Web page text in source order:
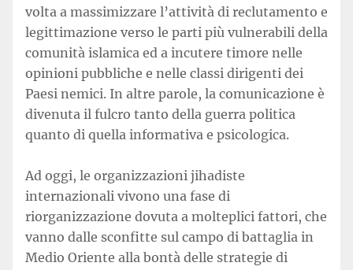
volta a massimizzare l’attività di reclutamento e
legittimazione verso le parti più vulnerabili della
comunità islamica ed a incutere timore nelle
opinioni pubbliche e nelle classi dirigenti dei
Paesi nemici. In altre parole, la comunicazione è
divenuta il fulcro tanto della guerra politica
quanto di quella informativa e psicologica.
Ad oggi, le organizzazioni jihadiste
internazionali vivono una fase di
riorganizzazione dovuta a molteplici fattori, che
vanno dalle sconfitte sul campo di battaglia in
Medio Oriente alla bontà delle strategie di